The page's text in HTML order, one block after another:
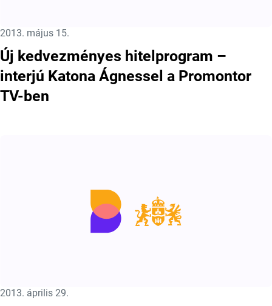
Közzétéve:
2013. május 15.
Új kedvezményes hitelprogram –
interjú Katona Ágnessel a Promontor
TV-ben
Közzétéve:
2013. április 29.